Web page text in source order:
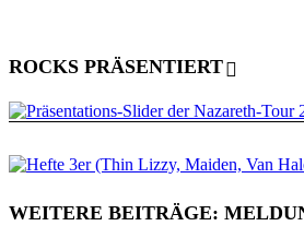
ROCKS PRÄSENTIERT
WEITERE BEITRÄGE: